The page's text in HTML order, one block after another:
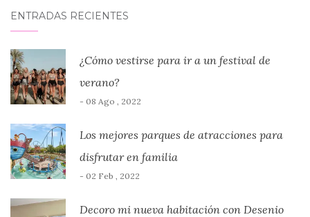
ENTRADAS RECIENTES
¿Cómo vestirse para ir a un festival de
verano?
- 08 Ago , 2022
Los mejores parques de atracciones para
disfrutar en familia
- 02 Feb , 2022
Decoro mi nueva habitación con Desenio